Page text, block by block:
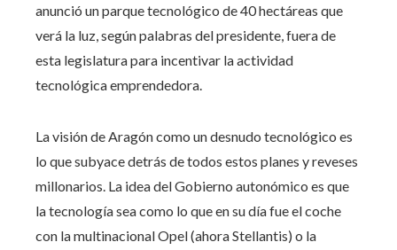
anunció un parque tecnológico de 40 hectáreas que
verá la luz, según palabras del presidente, fuera de
esta legislatura para incentivar la actividad
tecnológica emprendedora.
La visión de Aragón como un desnudo tecnológico es
lo que subyace detrás de todos estos planes y reveses
millonarios. La idea del Gobierno autonómico es que
la tecnología sea como lo que en su día fue el coche
con la multinacional Opel (ahora Stellantis) o la